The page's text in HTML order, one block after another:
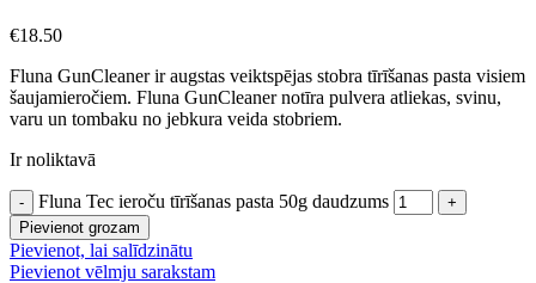
€18.50
Fluna GunCleaner ir augstas veiktspējas stobra tīrīšanas pasta visiem
šaujamieročiem. Fluna GunCleaner notīra pulvera atliekas, svinu,
varu un tombaku no jebkura veida stobriem.
Ir noliktavā
Fluna Tec ieroču tīrīšanas pasta 50g daudzums
Pievienot grozam
Pievienot, lai salīdzinātu
Pievienot vēlmju sarakstam